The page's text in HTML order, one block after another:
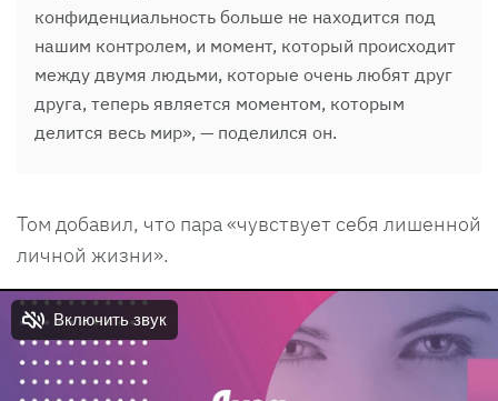
конфиденциальность больше не находится под
нашим контролем, и момент, который происходит
между двумя людьми, которые очень любят друг
друга, теперь является моментом, которым
делится весь мир», — поделился он.
Том добавил, что пара «чувствует себя лишенной
личной жизни».